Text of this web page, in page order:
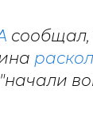
сообщал,
раскол